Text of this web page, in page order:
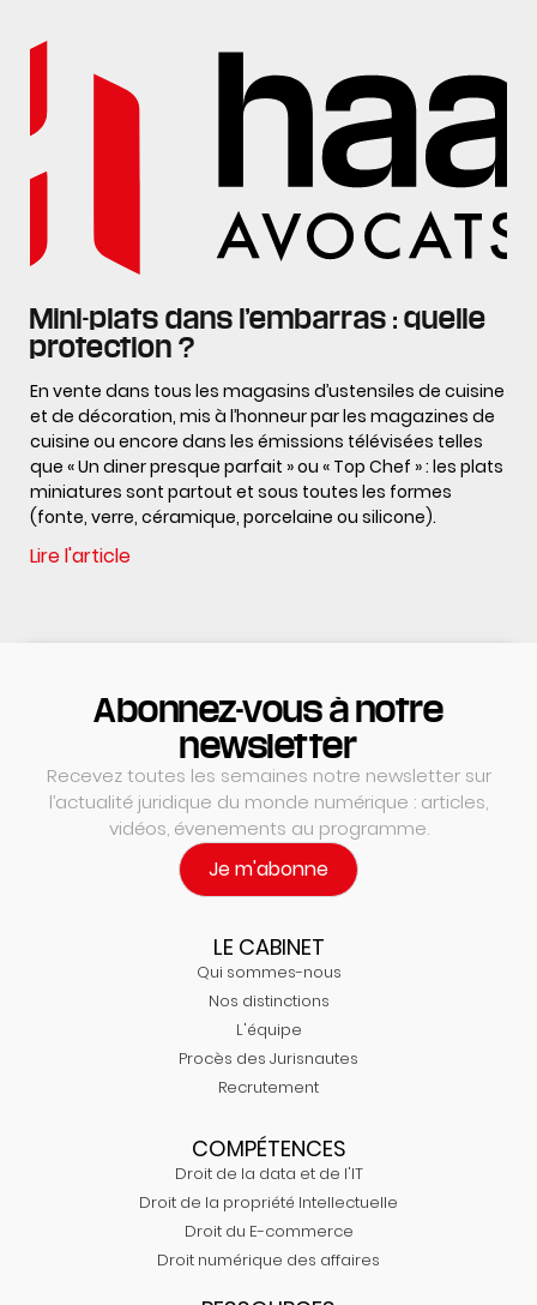
Mini-plats dans l’embarras : quelle
protection ?
En vente dans tous les magasins d’ustensiles de cuisine
et de décoration, mis à l’honneur par les magazines de
cuisine ou encore dans les émissions télévisées telles
que « Un diner presque parfait » ou « Top Chef » : les plats
miniatures sont partout et sous toutes les formes
(fonte, verre, céramique, porcelaine ou silicone).
Lire l'article
Abonnez-vous à notre
newsletter
Recevez toutes les semaines notre newsletter sur
l’actualité juridique du monde numérique : articles,
vidéos, évenements au programme.
Je m'abonne
LE CABINET
Qui sommes-nous
Nos distinctions
L'équipe
Procès des Jurisnautes
Recrutement
COMPÉTENCES
Droit de la data et de l'IT
Droit de la propriété Intellectuelle
Droit du E-commerce
Droit numérique des affaires